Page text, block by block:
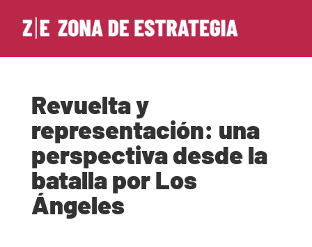
Revuelta y
representación: una
perspectiva desde la
batalla por Los
Ángeles